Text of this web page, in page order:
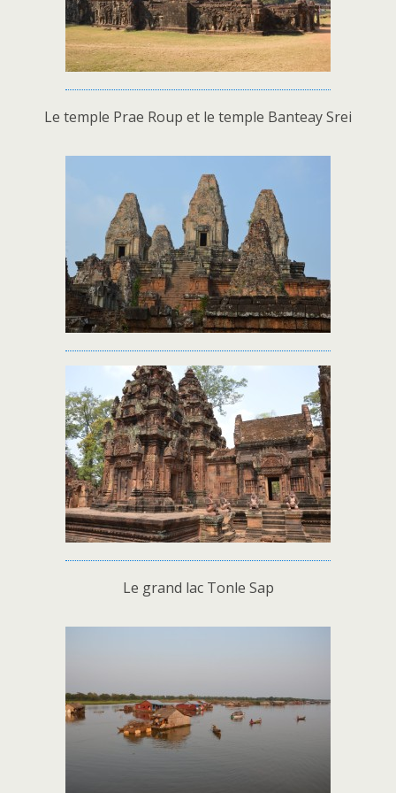
Le temple Prae Roup et le temple Banteay Srei
Le grand lac Tonle Sap